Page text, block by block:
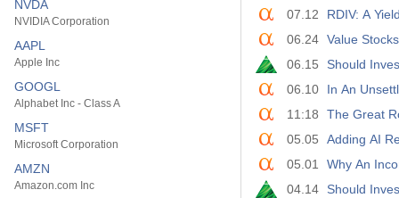
NVDA
NVIDIA Corporation
AAPL
Apple Inc
GOOGL
Alphabet Inc - Class A
MSFT
Microsoft Corporation
AMZN
Amazon.com Inc
07.12
RDIV: A
06.24 Value
06.15
Should
06.10
In An
11:18
The Great
05.05
Adding AI
05.01
Why An
04.14
Should